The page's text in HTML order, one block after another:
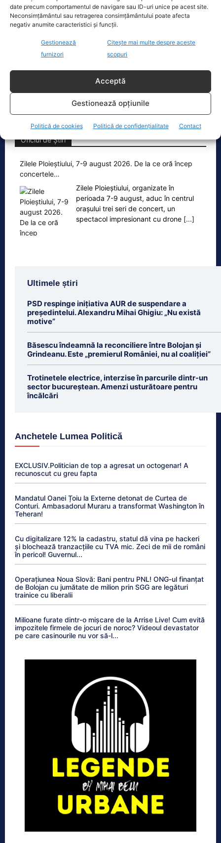
date precum comportamentul de navigare sau ID-uri unice pe acest site.
Neconsimțământul sau retragerea consimțământului poate afecta
negativ anumite caracteristici și funcții.
Gestionează
furnizori
Citește mai multe despre aceste
scopuri
Acceptă
Gestionează opțiunile
Politică de cookies Politică de confidențialitate Contact
Ecopolitic
Cristoiu: Bolojan, Fritz, Kelemen au tot
interesul să blocheze formarea unui…
Ion Cristoiu a lansat, miercuri seară, în
Oficiul de Știri
Zilele Ploieștiului, 7-9 august 2026. De la ce oră încep
concertele…
Zilele Ploieștiului, organizate în
perioada 7-9 august, aduc în centrul
orașului trei seri de concert, un
spectacol impresionant cu drone [...]
Ultimele știri
PSD respinge inițiativa AUR de suspendare a
președintelui. Alexandru Mihai Ghigiu: „Nu există
motive”
Băsescu îndeamnă la reconciliere între Bolojan și
Grindeanu. Este „premierul României, nu al coaliției”
Trotinetele electrice, interzise în parcurile dintr-un
sector bucureștean. Amenzi usturătoare pentru
încălcări
Anchetele Lumea Politică
EXCLUSIV.Politician de top a agresat un octogenar! A
recunoscut cu greu fapta
Mandatul Oanei Țoiu la Externe detonat de Curtea de
Conturi. Ambasadorul Muraru a transformat Washington în
Teheran!
Cu digitalizare 12% la cadastru, statul dă vina pe hackeri
și blochează tranzacțiile cu TVA mic. Zeci de mii de români
în pericol! Guvernul...
Operațiunea Noua Slovă: Bani pentru PNL! ONG-ul finanțat
de Bolojan cu jumătate de milion prin SGG are legături
trainice cu liberalii
Milioane furate dintr-o mișcare de la Arrise Live! Cum evită
impozitele firmele de jocuri de noroc? Videoul devastator
pe care casinourile nu vor să-l...